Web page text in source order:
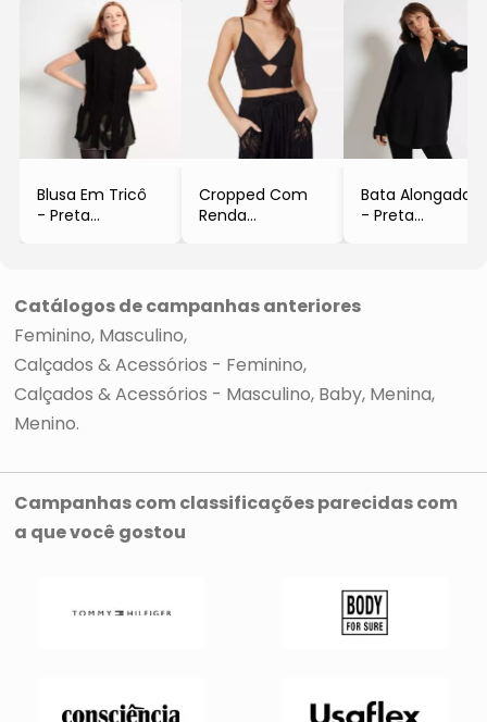
Blusa Em Tricô
- Preta
Cropped Com
Renda
Bata Alongada
- Preta
Catálogos de campanhas anteriores
Feminino Masculino
Calçados & Acessórios - Feminino
Calçados & Acessórios - Masculino Baby Menina
Menino
Campanhas com classificações parecidas com
a que você gostou